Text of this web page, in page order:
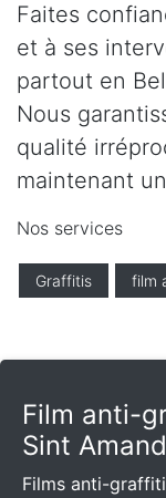
Faites
et à ses
partout en
Nous
qualité
maintenant
Nos services
Graffitis film
Film anti-
Sint
Films anti-